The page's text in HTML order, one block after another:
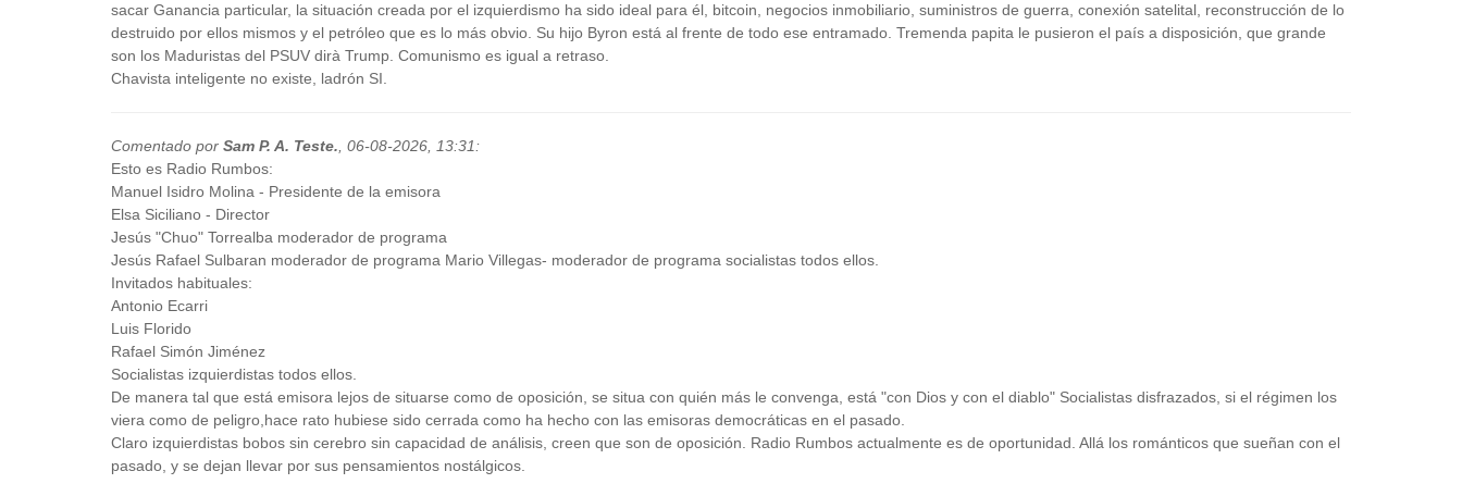
sacar Ganancia particular, la situación creada por el izquierdismo ha sido ideal para él, bitcoin, negocios inmobiliario, suministros de guerra, conexión satelital, reconstrucción de lo
destruido por ellos mismos y el petróleo que es lo más obvio. Su hijo Byron está al frente de todo ese entramado. Tremenda papita le pusieron el país a disposición, que grande
son los Maduristas del PSUV dirà Trump. Comunismo es igual a retraso.
Chavista inteligente no existe, ladrón SI.
Comentado por Sam P. A. Teste. 06-08-2026, 13:31 :
Esto es Radio Rumbos:
Manuel Isidro Molina - Presidente de la emisora
Elsa Siciliano - Director
Jesús "Chuo" Torrealba moderador de programa
Jesús Rafael Sulbaran moderador de programa Mario Villegas- moderador de programa socialistas todos ellos.
Invitados habituales:
Antonio Ecarri
Luis Florido
Rafael Simón Jiménez
Socialistas izquierdistas todos ellos.
De manera tal que está emisora lejos de situarse como de oposición, se situa con quién más le convenga, está "con Dios y con el diablo" Socialistas disfrazados, si el régimen los
viera como de peligro,hace rato hubiese sido cerrada como ha hecho con las emisoras democráticas en el pasado.
Claro izquierdistas bobos sin cerebro sin capacidad de análisis, creen que son de oposición. Radio Rumbos actualmente es de oportunidad. Allá los románticos que sueñan con el
pasado, y se dejan llevar por sus pensamientos nostálgicos.